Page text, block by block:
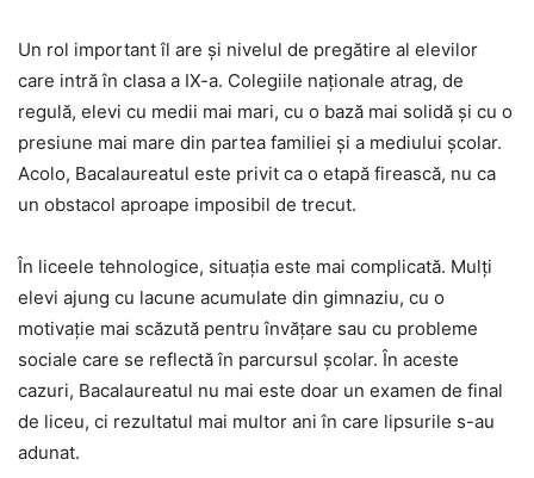
Un rol important îl are și nivelul de pregătire al elevilor
care intră în clasa a IX-a. Colegiile naționale atrag, de
regulă, elevi cu medii mai mari, cu o bază mai solidă și cu o
presiune mai mare din partea familiei și a mediului școlar.
Acolo, Bacalaureatul este privit ca o etapă firească, nu ca
un obstacol aproape imposibil de trecut.
În liceele tehnologice, situația este mai complicată. Mulți
elevi ajung cu lacune acumulate din gimnaziu, cu o
motivație mai scăzută pentru învățare sau cu probleme
sociale care se reflectă în parcursul școlar. În aceste
cazuri, Bacalaureatul nu mai este doar un examen de final
de liceu, ci rezultatul mai multor ani în care lipsurile s-au
adunat.